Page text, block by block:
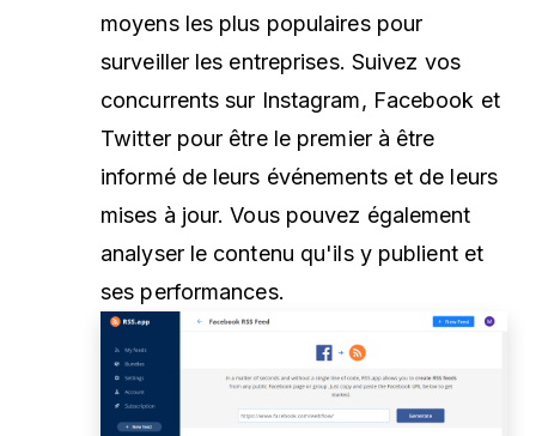
moyens les plus populaires pour
surveiller les entreprises. Suivez vos
concurrents sur Instagram, Facebook et
Twitter pour être le premier à être
informé de leurs événements et de leurs
mises à jour. Vous pouvez également
analyser le contenu qu'ils y publient et
ses performances.